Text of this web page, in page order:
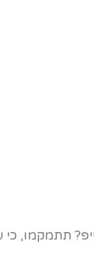
תתמקמו,